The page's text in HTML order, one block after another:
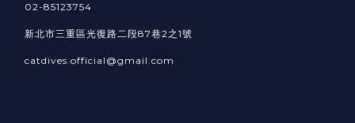
02-85123754
新北市三重區光復路二段87巷2之1號
catdives.official@gmail.com